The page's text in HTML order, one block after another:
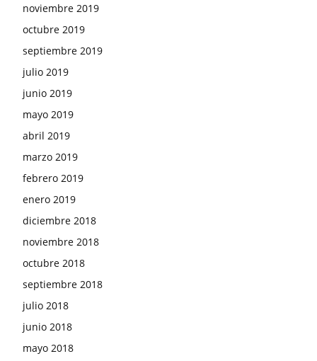
noviembre 2019
octubre 2019
septiembre 2019
julio 2019
junio 2019
mayo 2019
abril 2019
marzo 2019
febrero 2019
enero 2019
diciembre 2018
noviembre 2018
octubre 2018
septiembre 2018
julio 2018
junio 2018
mayo 2018